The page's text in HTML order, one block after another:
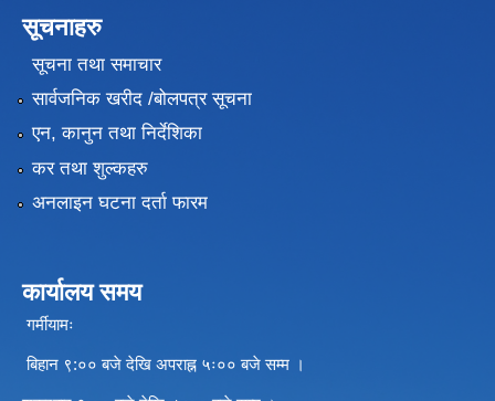
सूचनाहरु
सूचना तथा समाचार
सार्वजनिक खरीद /बोलपत्र सूचना
एन, कानुन तथा निर्देशिका
कर तथा शुल्कहरु
अनलाइन घटना दर्ता फारम
कार्यालय समय
गर्मीयामः
बिहान ९:०० बजे देखि अपराह्न ५ः०० बजे सम्म ।